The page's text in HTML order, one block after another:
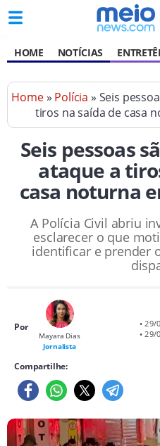
HOME NOTÍCIAS
Home» Polícia » Seis
tiros na saída de casa
Seis pessoas
ataque a
casa noturna
A Polícia Civil abriu
esclarecer o que
identificar e prender
Por
Mayara Dias
Jornalista
• 29/
• 29/
Compartilhe: